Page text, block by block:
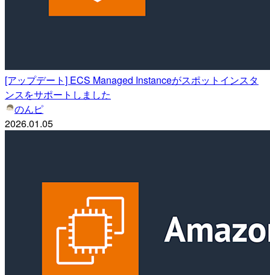
[アップデート] ECS Managed Instanceがスポットインスタ
ンスをサポートしました
のんピ
2026.01.05